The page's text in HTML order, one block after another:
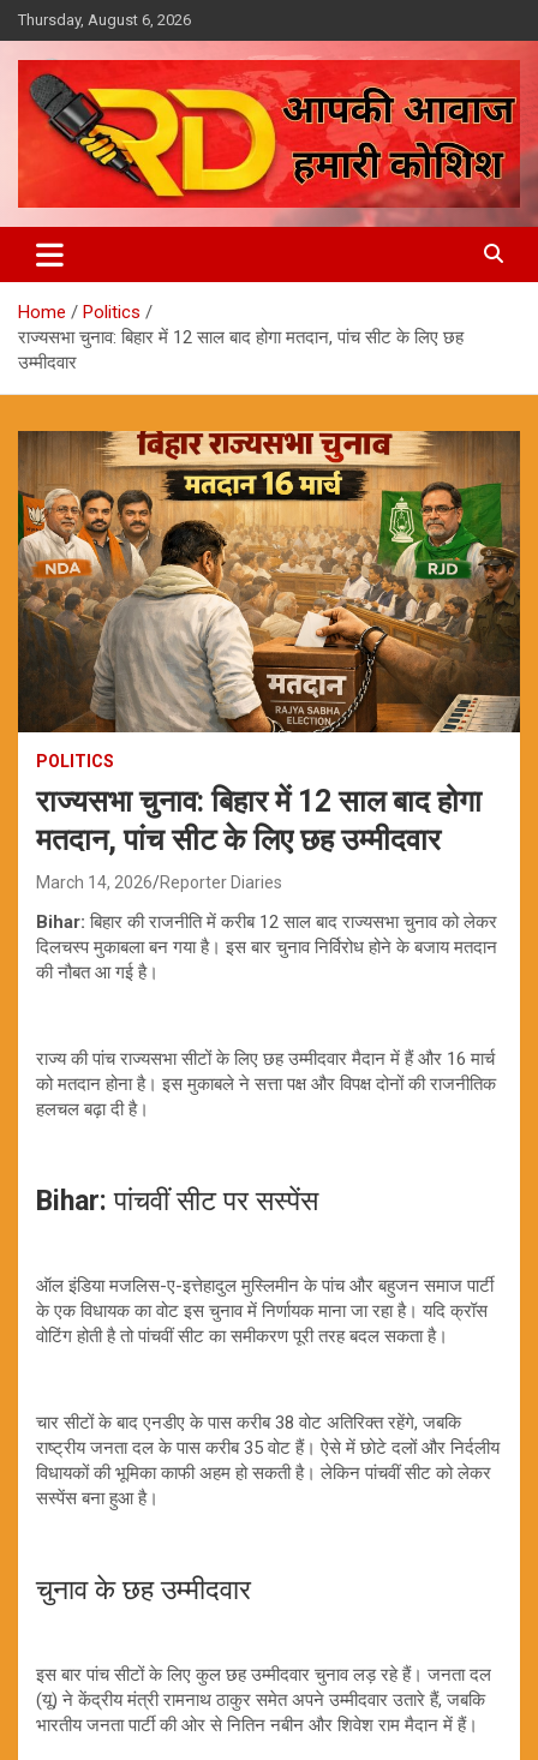
Skip
to
content
Thursday, August 6, 2026
Reporter Diaries
Home
Politics
राज्यसभा चुनाव: बिहार में 12 साल बाद होगा मतदान, पांच सीट के लिए छह
उम्मीदवार
POLITICS
राज्यसभा चुनाव: बिहार में 12 साल बाद होगा
मतदान, पांच सीट के लिए छह उम्मीदवार
March 14, 2026 Reporter Diaries
Bihar: बिहार की राजनीति में करीब 12 साल बाद राज्यसभा चुनाव को लेकर
दिलचस्प मुकाबला बन गया है। इस बार चुनाव निर्विरोध होने के बजाय मतदान
की नौबत आ गई है।
राज्य की पांच राज्यसभा सीटों के लिए छह उम्मीदवार मैदान में हैं और 16 मार्च
को मतदान होना है। इस मुकाबले ने सत्ता पक्ष और विपक्ष दोनों की राजनीतिक
हलचल बढ़ा दी है।
Bihar:पांचवीं सीट पर सस्पेंस
ऑल इंडिया मजलिस-ए-इत्तेहादुल मुस्लिमीन के पांच और बहुजन समाज पार्टी
के एक विधायक का वोट इस चुनाव में निर्णायक माना जा रहा है। यदि क्रॉस
वोटिंग होती है तो पांचवीं सीट का समीकरण पूरी तरह बदल सकता है।
चार सीटों के बाद एनडीए के पास करीब 38 वोट अतिरिक्त रहेंगे, जबकि
राष्ट्रीय जनता दल के पास करीब 35 वोट हैं। ऐसे में छोटे दलों और निर्दलीय
विधायकों की भूमिका काफी अहम हो सकती है। लेकिन पांचवीं सीट को लेकर
सस्पेंस बना हुआ है।
चुनाव के छह उम्मीदवार
इस बार पांच सीटों के लिए कुल छह उम्मीदवार चुनाव लड़ रहे हैं। जनता दल
(यू) ने केंद्रीय मंत्री रामनाथ ठाकुर समेत अपने उम्मीदवार उतारे हैं, जबकि
भारतीय जनता पार्टी की ओर से नितिन नबीन और शिवेश राम मैदान में हैं।